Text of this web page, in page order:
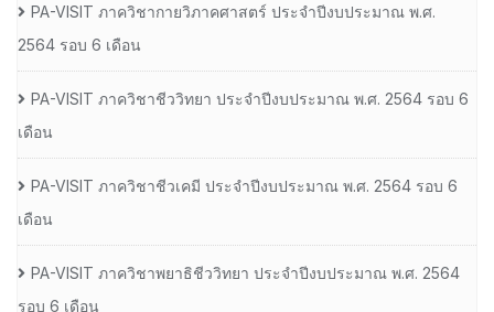
PA-VISIT ภาควิชากายวิภาคศาสตร์ ประจำปีงบประมาณ พ.ศ.
2564 รอบ 6 เดือน
PA-VISIT ภาควิชาชีววิทยา ประจำปีงบประมาณ พ.ศ. 2564 รอบ 6
เดือน
PA-VISIT ภาควิชาชีวเคมี ประจำปีงบประมาณ พ.ศ. 2564 รอบ 6
เดือน
PA-VISIT ภาควิชาพยาธิชีววิทยา ประจำปีงบประมาณ พ.ศ. 2564
รอบ 6 เดือน